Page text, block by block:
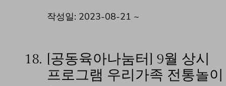
작성일: 2023-08-21 ~
18. [공동육아나눔터] 9월 상시
프로그램 우리가족 전통놀이